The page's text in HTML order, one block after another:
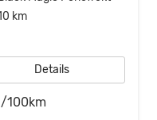
km
Details
100km